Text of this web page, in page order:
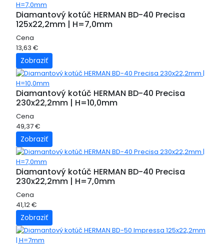
Diamantový kotúč HERMAN BD-40 Precisa
125x22,2mm | H=7,0mm
Cena
13,63 €
Zobraziť
Diamantový kotúč HERMAN BD-40 Precisa
230x22,2mm | H=10,0mm
Cena
49,37 €
Zobraziť
Diamantový kotúč HERMAN BD-40 Precisa
230x22,2mm | H=7,0mm
Cena
41,12 €
Zobraziť